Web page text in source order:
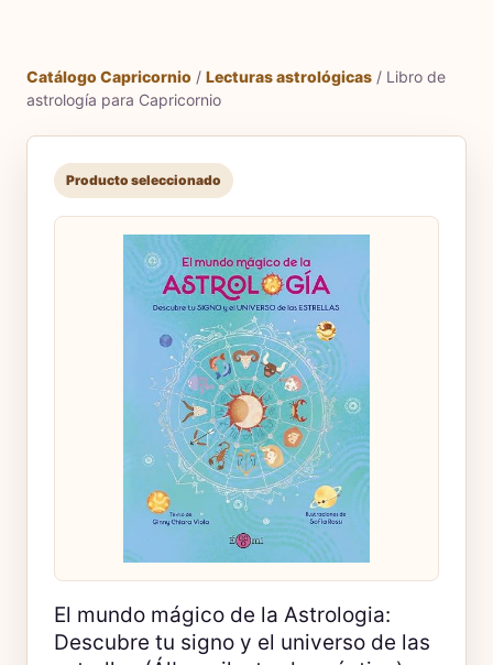
Catálogo Capricornio / Lecturas astrológicas / Libro de
astrología para Capricornio
Producto seleccionado
El mundo mágico de la Astrologia:
Descubre tu signo y el universo de las